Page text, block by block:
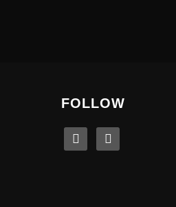
FOLLOW
linkedin instagram